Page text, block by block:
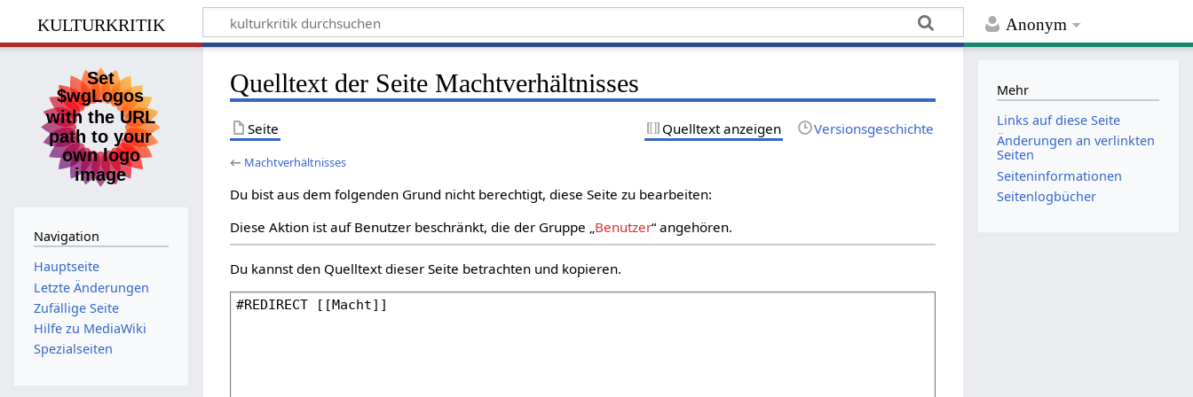
Anonym
kulturkritik
Quelltext der Seite Machtverhältnisses
Seite Quelltext anzeigen Versionsgeschichte
← Machtverhältnisses
Du bist aus dem folgenden Grund nicht berechtigt, diese Seite zu bearbeiten:
Diese Aktion ist auf Benutzer beschränkt, die der Gruppe „Benutzer“ angehören.
Du kannst den Quelltext dieser Seite betrachten und kopieren.
Navigation
Hauptseite
Letzte Änderungen
Zufällige Seite
Hilfe zu MediaWiki
Spezialseiten
Mehr
Links auf diese Seite
Änderungen an verlinkten
Seiten
Seiten­­informationen
Seitenlogbücher